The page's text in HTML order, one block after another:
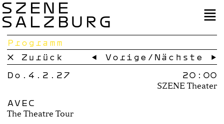
SZENE
SALZBURG
Programm
× Zurück
← Vorige / Nächste →
Do.4.2.27
20:00
SZENE Theater
AVEC
The Theatre Tour